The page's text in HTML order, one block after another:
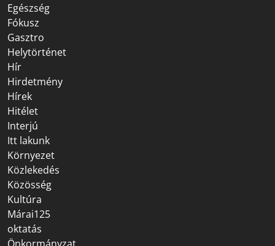
Egészség
Fókusz
Gasztro
Helytörténet
Hír
Hirdetmény
Hírek
Hitélet
Interjú
Itt lakunk
Környezet
Közlekedés
Közösség
Kultúra
Márai125
oktatás